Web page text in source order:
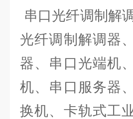
串口光纤调制解
光纤调制解调器
器、串口光端机
机、串口服务器
换机、卡轨式工